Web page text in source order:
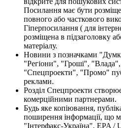
Посилання має бути
повного або часткового
Гіперпосилання ( для
розміщена в підзаголовку
матеріалу.
Новини з позначками
"Регіони", "Гроші",
"Спецпроекти", "Промо"
реклами.
Розділ Спецпроекти
комерційними партнерами.
Будь яке копіювання,
поширення інформації, що
"Інтерфакс-Україна", EPA /